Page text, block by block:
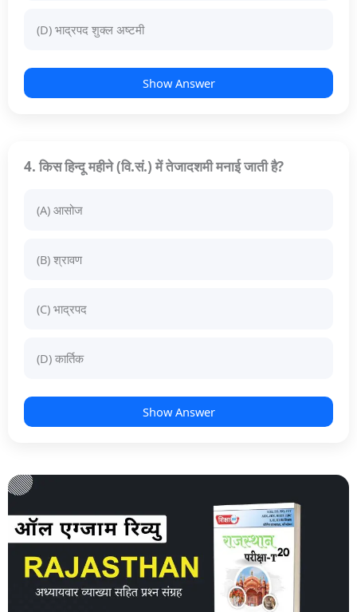
(D) भाद्रपद शुक्ल अष्टमी
Show Answer
4. किस हिन्दू महीने (वि.सं.) में तेजादशमी मनाई जाती है?
(A) आसोज
(B) श्रावण
(C) भाद्रपद
(D) कार्तिक
Show Answer